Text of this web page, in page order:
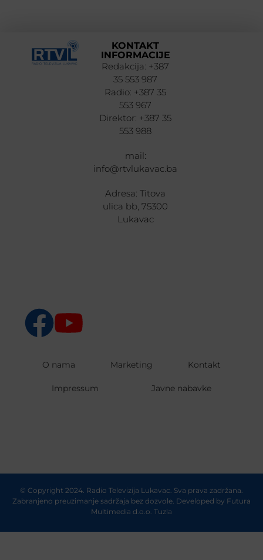
KONTAKT
INFORMACIJE
Redakcija: +387
35 553 987
Radio: +387 35
553 967
Direktor: +387 35
553 988
mail:
info@rtvlukavac.ba
Adresa: Titova
ulica bb, 75300
Lukavac
O nama Marketing Kontakt
Impressum Javne nabavke
© Copyright 2024. Radio Televizija Lukavac. Sva prava zadržana.
Zabranjeno preuzimanje sadržaja bez dozvole. Developed by Futura
Multimedia d.o.o. Tuzla